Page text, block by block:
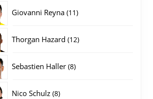
Giovanni Reyna 1111
Thorgan Hazard 1212
Sebastien Haller 88
Nico Schulz 88